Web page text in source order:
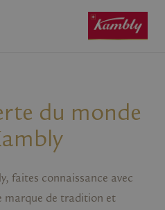
du monde
faites connaissance avec
marque de tradition et